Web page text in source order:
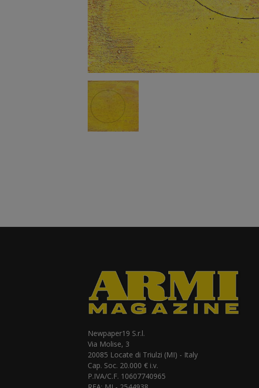
Newpaper19 S.r.l.
Via Molise, 3
20085 Locate di Triulzi (MI) - Italy
Cap. Soc. 20.000 € i.v.
P.IVA/C.F. 10607740965